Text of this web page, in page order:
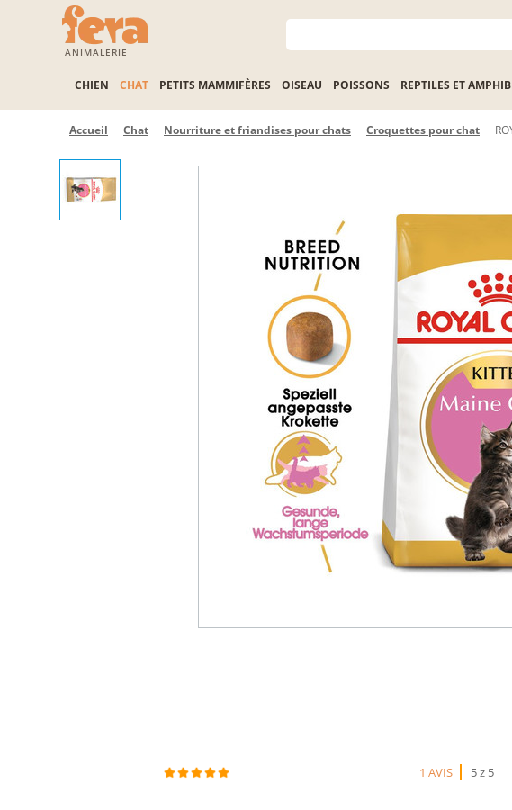
ANIMALERIE
CHIEN CHAT PETITS MAMMIFÈRES OISEAU POISSONS REPTILES ET
Accueil Chat Nourriture et friandises pour chats Croquettes pour chat
1 AVIS 5 z 5